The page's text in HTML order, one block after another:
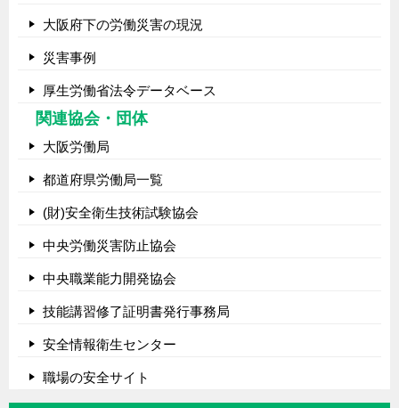
大阪府下の労働災害の現況
災害事例
厚生労働省法令データベース
関連協会・団体
大阪労働局
都道府県労働局一覧
(財)安全衛生技術試験協会
中央労働災害防止協会
中央職業能力開発協会
技能講習修了証明書発行事務局
安全情報衛生センター
職場の安全サイト